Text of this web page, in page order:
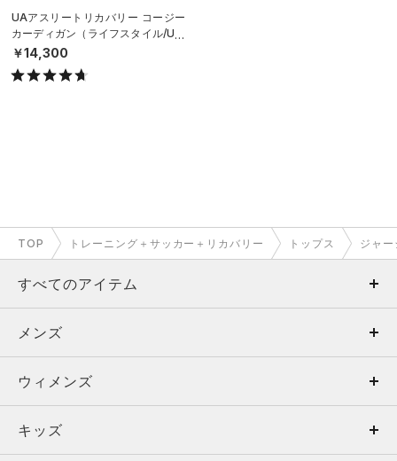
UAアスリートリカバリー コージー
カーディガン（ライフスタイル/UNI
SEX）
￥14,300
TOP トレーニング＋サッカー＋リカバリー トップス ジャー
すべてのアイテム
メンズ
ウィメンズ
キッズ
メンズ
トップス
ボトムス
ウィメンズ
トップス
キッズ